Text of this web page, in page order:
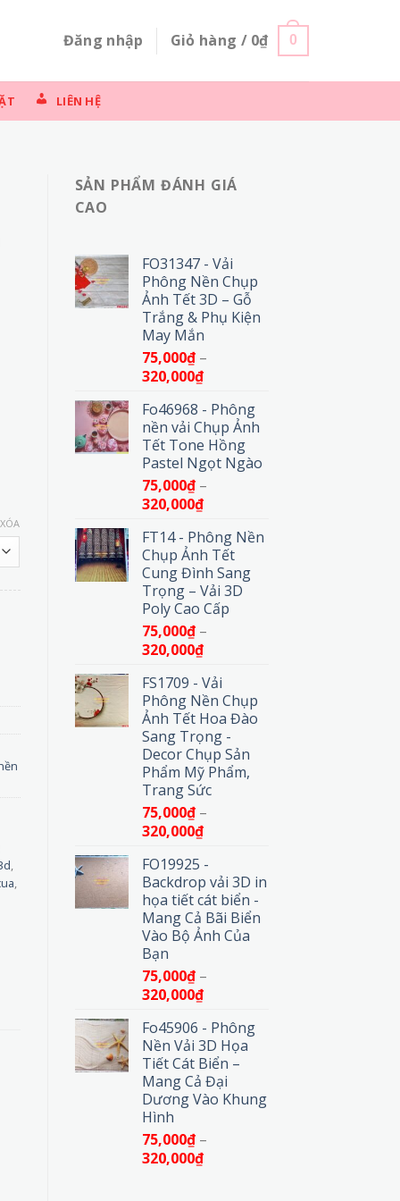
Đăng nhập Giỏ hàng / 0₫ 0
LIÊN HỆ
SẢN PHẨM ĐÁNH GIÁ
CAO
FO31347 - Vải
Phông Nền Chụp
Ảnh Tết 3D – Gỗ
Trắng & Phụ Kiện
May Mắn
75,000₫ –
320,000₫Khoảng
từ
75,000₫
đến
320,000₫
Fo46968 - Phông
nền vải Chụp Ảnh
Tết Tone Hồng
Pastel Ngọt Ngào
75,000₫ –
320,000₫Khoảng
từ
75,000₫
đến
320,000₫
FT14 - Phông Nền
Chụp Ảnh Tết
Cung Đình Sang
Trọng – Vải 3D
Poly Cao Cấp
75,000₫ –
320,000₫Khoảng
từ
75,000₫
đến
320,000₫
FS1709 - Vải
Phông Nền Chụp
Ảnh Tết Hoa Đào
Sang Trọng -
Decor Chụp Sản
Phẩm Mỹ Phẩm,
Trang Sức
75,000₫ –
320,000₫Khoảng
từ
75,000₫
đến
320,000₫
FO19925 -
Backdrop vải 3D in
họa tiết cát biển -
Mang Cả Bãi Biển
Vào Bộ Ảnh Của
Bạn
75,000₫ –
320,000₫Khoảng
từ
75,000₫
đến
320,000₫
Fo45906 - Phông
Nền Vải 3D Họa
Tiết Cát Biển –
Mang Cả Đại
Dương Vào Khung
Hình
75,000₫ –
320,000₫Khoảng
XÓA
Hoa Sen Nghệ Thuật số lượng
,
,